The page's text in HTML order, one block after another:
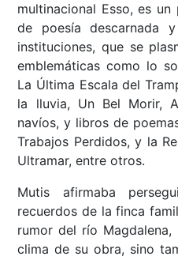
multinacional Esso, es
de poesía descarnada
instituciones, que se
emblemáticas como lo
La Última Escala del
la lluvia, Un Bel Morir,
navíos, y libros de
Trabajos Perdidos, y la
Ultramar, entre otros.
Mutis afirmaba
recuerdos de la finca
rumor del río
clima de su obra, sino